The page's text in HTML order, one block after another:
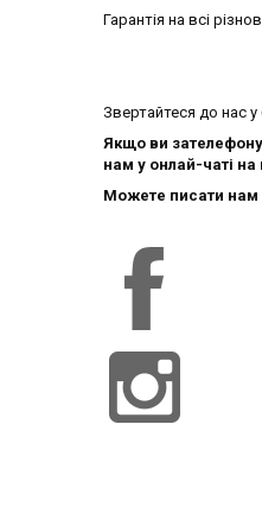
Гарантія на всі
Звертайтеся до нас
Якщо ви
нам у онлай-чаті на
Можете писати нам